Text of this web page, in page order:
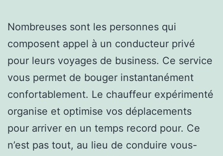
Nombreuses sont les personnes qui
composent appel à un conducteur privé
pour leurs voyages de business. Ce service
vous permet de bouger instantanément
confortablement. Le chauffeur expérimenté
organise et optimise vos déplacements
pour arriver en un temps record pour. Ce
n’est pas tout, au lieu de conduire vous-